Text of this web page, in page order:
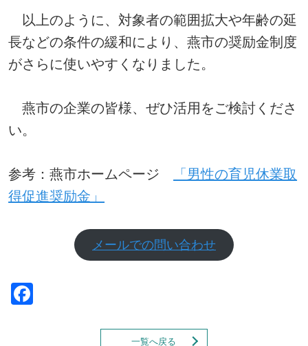
以上のように、対象者の範囲拡大や年齢の延
長などの条件の緩和により、燕市の奨励金制度
がさらに使いやすくなりました。
燕市の企業の皆様、ぜひ活用をご検討くださ
い。
参考：燕市ホームページ
「男性の育児休業取
得促進奨励金」
メールでの問い合わせ
一覧へ戻る